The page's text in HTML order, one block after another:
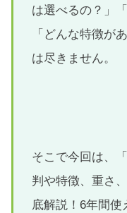
は選べるの？」
「どんな特徴が
は尽きません。
そこで今回は、
判や特徴、重さ
底解説！6年間使